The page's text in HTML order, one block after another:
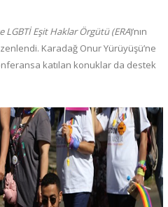
LGBTİ Eşit Haklar Örgütü (ERA)’nın
Karadağ Onur Yürüyüşü’ne
katılan konuklar da destek